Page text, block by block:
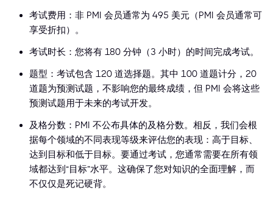
考试费用：非 PMI 会员通常为 495 美元（PMI 会员通常可
享受折扣）。
考试时长：您将有 180 分钟（3 小时）的时间完成考试。
题型：考试包含 120 道选择题。其中 100 道题计分，20
道题为预测试题，不影响您的最终成绩，但 PMI 会将这些
预测试题用于未来的考试开发。
及格分数：PMI 不公布具体的及格分数。相反，我们会根
据每个领域的不同表现等级来评估您的表现：高于目标、
达到目标和低于目标。要通过考试，您通常需要在所有领
域都达到“目标”水平。这确保了您对知识的全面理解，而
不仅仅是死记硬背。